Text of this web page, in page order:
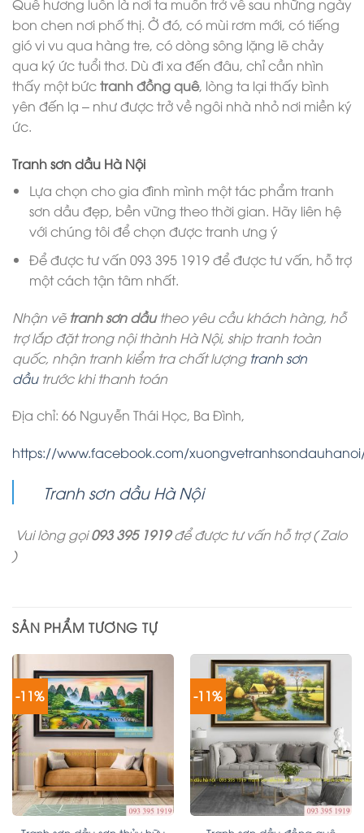
Quê hương luôn là nơi ta muốn trở về sau những ngày
bon chen nơi phố thị. Ở đó, có mùi rơm mới, có tiếng
gió vi vu qua hàng tre, có dòng sông lặng lẽ chảy
qua ký ức tuổi thơ. Dù đi xa đến đâu, chỉ cần nhìn
thấy một bứctranh đồng quê, lòng ta lại thấy bình
yên đến lạ – như được trở về ngôi nhà nhỏ nơi miền ký
ức.
Tranh sơn dầu Hà Nội
Lựa chọn cho gia đình mình một tác phẩm tranh
sơn dầu đẹp, bền vững theo thời gian. Hãy liên hệ
với chúng tôi để chọn được tranh ưng ý
Để được tư vấn 093 395 1919 để được tư vấn, hỗ trợ
một cách tận tâm nhất.
Nhận vẽ tranh sơn dầutheo yêu cầu khách hàng, hỗ
trợ lắp đặt trong nội thành Hà Nội, ship tranh toàn
quốc, nhận tranh kiểm tra chất lượng tranh sơn
dầutrước khi thanh toán
Địa chỉ: 66 Nguyễn Thái Học, Ba Đình,
https://www.facebook.com/
Tranh sơn dầu Hà Nội
Vui lòng gọi093 395 1919để được tư vấn hỗ trợ ( Zalo
)
SẢN PHẨM TƯƠNG TỰ
-11% -11%